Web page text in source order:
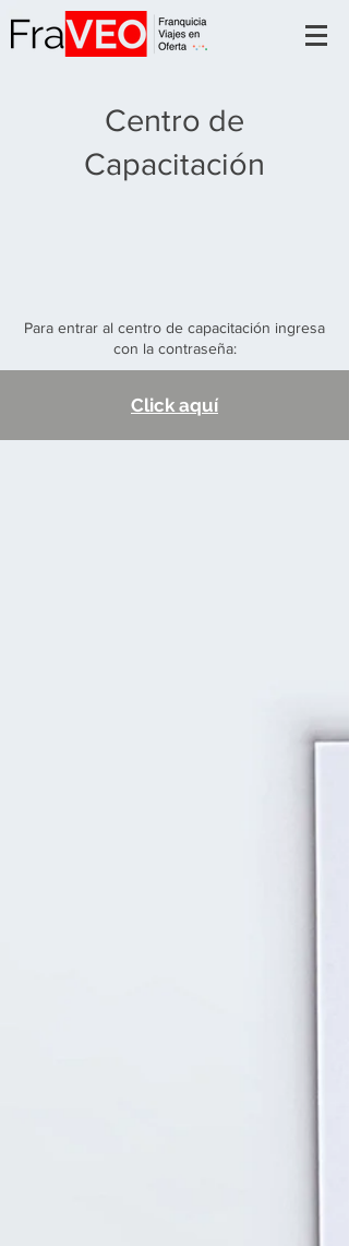
Centro de
Capacitación
Para entrar al centro de capacitación ingresa
con la contraseña:
Click aquí